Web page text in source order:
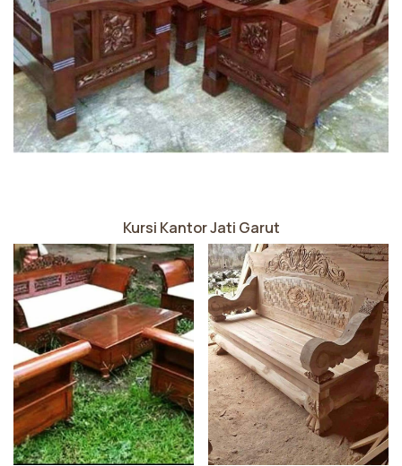
Kursi Kantor Jati Garut